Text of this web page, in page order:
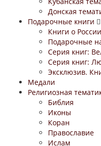
Донская
Подарочные книги
Книги о России
Подарочные
Серия книг:
Серия книг:
Эксклюзив.
Медали
Религиозная
Библия
Иконы
Коран
Православие
Ислам